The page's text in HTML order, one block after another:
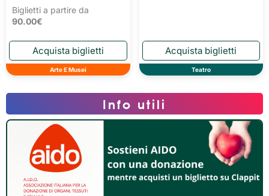
Biglietti a partire da
90.00€
Arte E Musei Teatro
Info utili